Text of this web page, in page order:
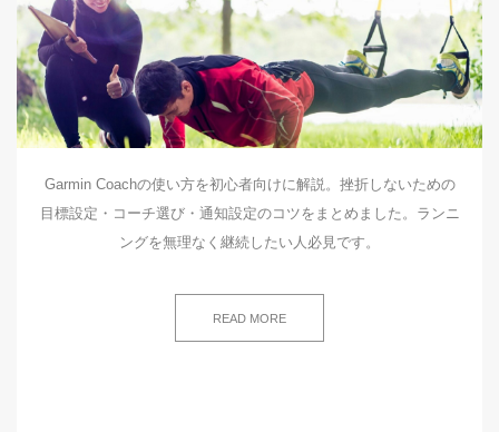
Garmin Coachの使い方を初心者向けに解説。挫折しないための
目標設定・コーチ選び・通知設定のコツをまとめました。ランニ
ングを無理なく継続したい人必見です。
READ MORE